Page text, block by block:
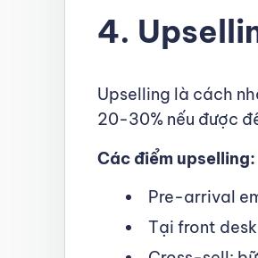
4.
Upselling là cách
20-30% nếu được
Các điểm upselling:
Pre-arrival
Tại front